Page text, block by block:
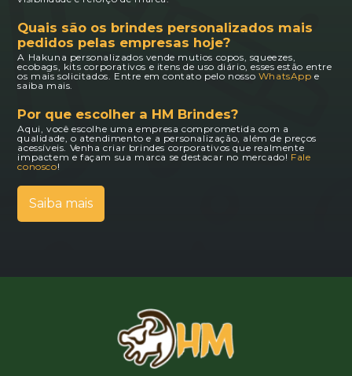
Quais são os brindes personalizados mais
pedidos pelas empresas hoje?
A Hakuna personalizados vende mutios copos, squeezes,
ecobags, kits corporativos e itens de uso diário, esses estão entre
os mais solicitados. Entre em contato pelo nosso WhatsApp e
saiba mais.
Por que escolher a HM Brindes?
Aqui, você escolhe uma empresa comprometida com a
qualidade, o atendimento e a personalização, além de preços
acessíveis. Venha criar brindes corporativos que realmente
impactem e façam sua marca se destacar no mercado! Fale
conosco!
Saiba mais